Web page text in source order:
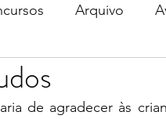
Arquivo
ubuntu
de agradecer às